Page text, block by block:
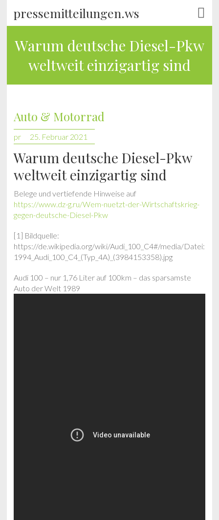
pressemitteilungen.ws
Warum deutsche Diesel-Pkw
weltweit einzigartig sind
Auto & Motorrad
pr 25. Februar 2021
Warum deutsche Diesel-Pkw
weltweit einzigartig sind
Belege und vertiefende Hinweise auf
https://www.dz-g.ru/Wem-nuetzt-der-Wirtschaftskrieg-
gegen-deutsche-Diesel-Pkw
[1] Bildquelle:
https://de.wikipedia.org/wiki/Audi_100_C4#/media/Datei:
1994_Audi_100_C4_(Typ_4A)_(3984153358).jpg
Audi 100 – nur 1,76 Liter auf 100km – das sparsamste
Auto der Welt 1989